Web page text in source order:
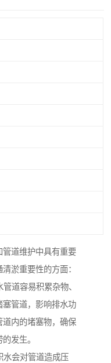
管道维护中具有重要
淤重要性的方面：
道容易积累杂物、
塞管道，影响排水功
道内的堵塞物，确保
发生。
水会对管道造成压